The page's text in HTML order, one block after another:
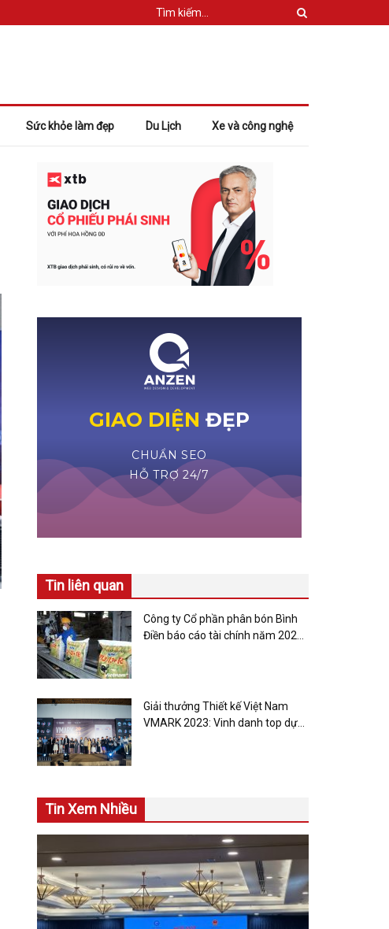
Sức khỏe làm đẹp Du Lịch Xe và công nghệ
Tin liên quan
Công ty Cổ phần phân bón Bình
Điền báo cáo tài chính năm 2025
Giải thưởng Thiết kế Việt Nam
VMARK 2023: Vinh danh top dự
Tin Xem Nhiều